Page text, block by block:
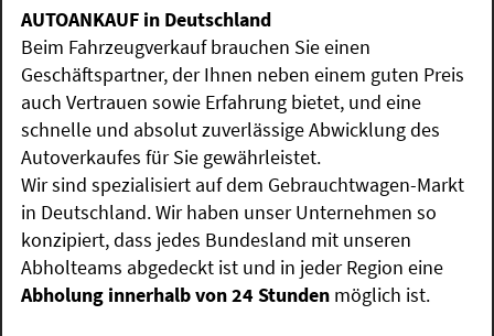
AUTOANKAUF in Deutschland
Beim Fahrzeugverkauf brauchen Sie einen
Geschäftspartner, der Ihnen neben einem guten Preis
auch Vertrauen sowie Erfahrung bietet, und eine
schnelle und absolut zuverlässige Abwicklung des
Autoverkaufes für Sie gewährleistet.
Wir sind spezialisiert auf dem Gebrauchtwagen-Markt
in Deutschland. Wir haben unser Unternehmen so
konzipiert, dass jedes Bundesland mit unseren
Abholteams abgedeckt ist und in jeder Region eine
Abholung innerhalb von 24 Stunden möglich ist.